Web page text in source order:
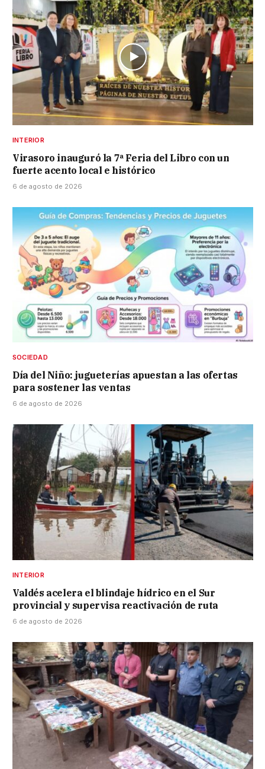
INTERIOR
Virasoro inauguró la 7ª Feria del Libro con un
fuerte acento local e histórico
6 de agosto de 2026
SOCIEDAD
Día del Niño: jugueterías apuestan a las ofertas
para sostener las ventas
6 de agosto de 2026
INTERIOR
Valdés acelera el blindaje hídrico en el Sur
provincial y supervisa reactivación de ruta
6 de agosto de 2026